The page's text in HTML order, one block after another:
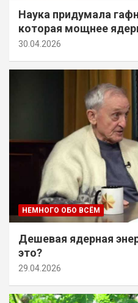
Наука придумала
которая мощнее
30.04.2026
НЕМНОГО ОБО ВСЁМ
Дешевая ядерная
это?
29.04.2026